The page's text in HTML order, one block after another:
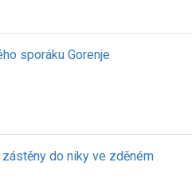
sporáku Gorenje
do niky ve zděném